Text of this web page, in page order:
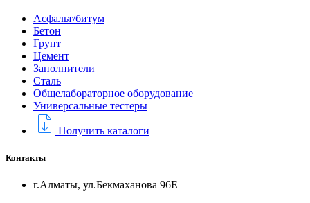
Асфальт/битум
Бетон
Грунт
Цемент
Заполнители
Сталь
Общелабораторное оборудование
Универсальные тестеры
Получить каталоги
Контакты
г.Алматы, ул.Бекмаханова 96Е